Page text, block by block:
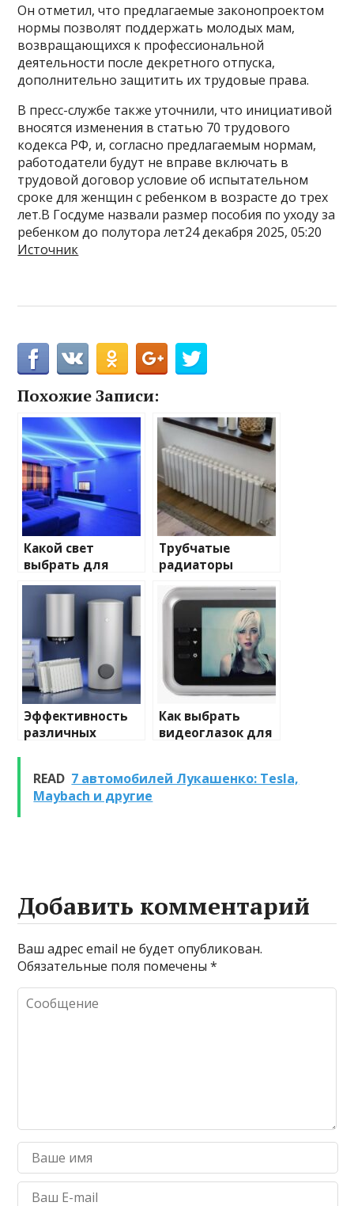
Он отметил, что предлагаемые законопроектом
нормы позволят поддержать молодых мам,
возвращающихся к профессиональной
деятельности после декретного отпуска,
дополнительно защитить их трудовые права.
В пресс-службе также уточнили, что инициативой
вносятся изменения в статью 70 трудового
кодекса РФ, и, согласно предлагаемым нормам,
работодатели будут не вправе включать в
трудовой договор условие об испытательном
сроке для женщин с ребенком в возрасте до трех
лет.В Госдуме назвали размер пособия по уходу за
ребенком до полутора лет24 декабря 2025, 05:20
Источник
Похожие Записи:
Какой свет
выбрать для
домашнего
освещения
Трубчатые
радиаторы
и характеристики
Эффективность
различных
очистке и
промывке котлов
Как выбрать
видеоглазок для
READ 7 автомобилей Лукашенко: Tesla,
Maybach и другие
Добавить комментарий
Ваш адрес email не будет опубликован.
Обязательные поля помечены*